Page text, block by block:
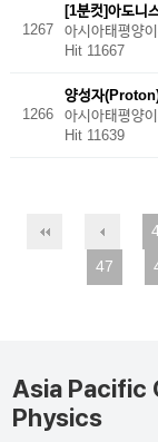
1267
[1분컷]아도니
아시아태평양
Hit
1266
양성자
아시아태평양
Hit
47
Asia
Physics